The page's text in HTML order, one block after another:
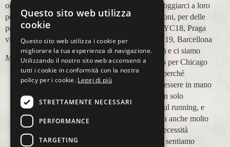
organizzazione
perfetta,dalla
prenotazione,mesi prima,al
viaggio.
Marco Ceseri
modo di appoggiarci a loro
in più occasioni, per delle
maratone (NYC18, Praga
19, Valencia 19, Barcellona
21, NYC 22) e ci siamo
affidati a loro per Chicago
23 (ottobre) perché
sappiamo di essere in mano
a persone non solo
competenti sul running, e
sulle città, ma anche molto
attente alle necessità
personali. Ci sentiamo
Questo sito web utilizza
cookie
Questo sito web utilizza i cookie per
migliorare la tua esperienza di navigazione.
Utilizzando il nostro sito web acconsenti a
tutti i cookie in conformità con la nostra
policy per i cookie. Leggi di più
STRETTAMENTE NECESSARI
PERFORMANCE
TARGETING